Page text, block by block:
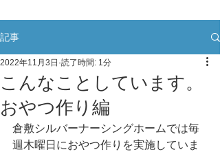
記事
こんなことしています。
おやつ作り編
2022年11月3日 読了時間: 1分
倉敷シルバーナーシングホームでは毎
週木曜日におやつ作りを実施していま